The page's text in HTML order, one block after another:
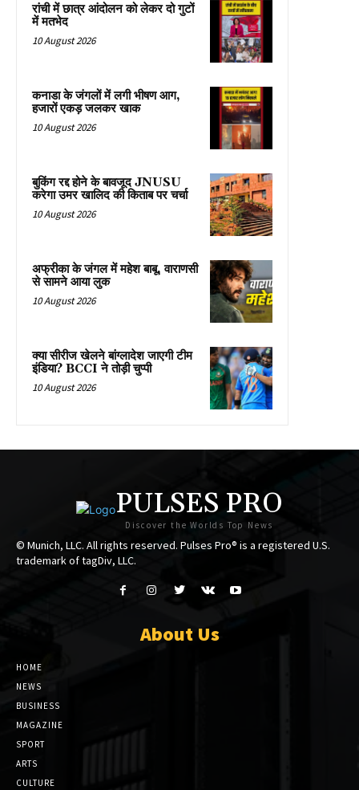
रांची में छात्र आंदोलन को लेकर दो गुटों
में मतभेद
10 August 2026
कनाडा के जंगलों में लगी भीषण आग,
हजारों एकड़ जलकर खाक
10 August 2026
बुकिंग रद्द होने के बावजूद JNUSU
करेगा उमर खालिद की किताब पर चर्चा
10 August 2026
अफ्रीका के जंगल में महेश बाबू, वाराणसी
से सामने आया लुक
10 August 2026
क्या सीरीज खेलने बांग्लादेश जाएगी टीम
इंडिया? BCCI ने तोड़ी चुप्पी
10 August 2026
PULSES PRO
Discover the Worlds Top News
© Munich, LLC. All rights reserved. Pulses Pro® is a registered U.S.
trademark of tagDiv, LLC.
About Us
HOME
NEWS
BUSINESS
MAGAZINE
SPORT
ARTS
CULTURE